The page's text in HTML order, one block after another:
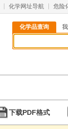
化学网址导航 危险
化学品查询
下载PDF格式